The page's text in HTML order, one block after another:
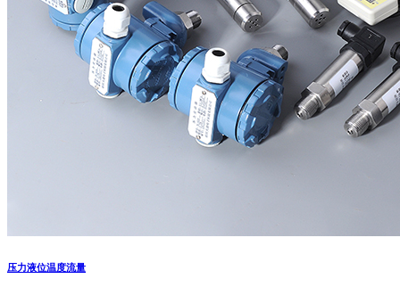
压力液位温度流量